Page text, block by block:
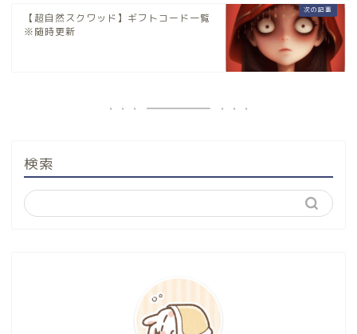
【超自然スクワッド】ギフトコード一覧
※随時更新
検索